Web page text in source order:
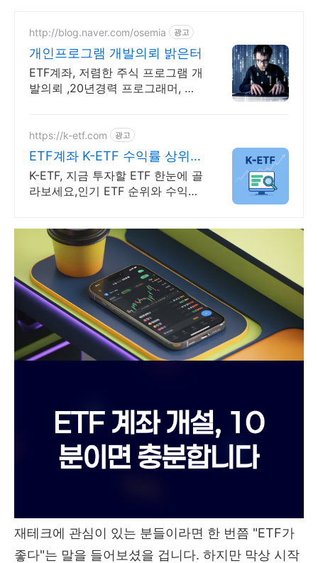
http://blog.naver.com/osemia 광고
개인프로그램 개발의뢰 밝은터
ETF계좌, 저렴한 주식 프로그램 개
발의뢰 ,20년경력 프로그래머, 책
https://k-etf.com 광고
ETF계좌 K-ETF 수익률 상위
ETF 한눈에!
K-ETF, 지금 투자할 ETF 한눈에 골
라보세요,인기 ETF 순위와 수익률
있어요.
재테크에 관심이 있는 분들이라면 한 번쯤 "ETF가
좋다"는 말을 들어보셨을 겁니다. 하지만 막상 시작